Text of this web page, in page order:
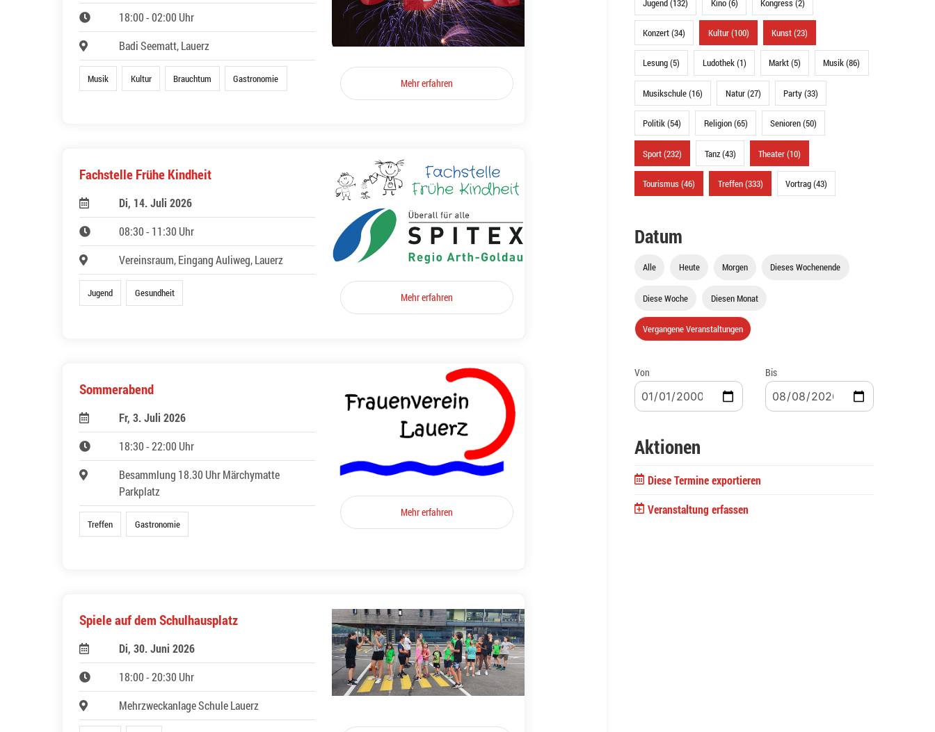
18:00 - 02:00 Uhr
Badi Seematt, Lauerz
Musik Kultur Brauchtum Gastronomie Mehr erfahren
Fachstelle Frühe Kindheit
Di, 14. Juli 2026
08:30 - 11:30 Uhr
Vereinsraum, Eingang Auliweg, Lauerz
Jugend Gesundheit Mehr erfahren
Sommerabend
Fr, 3. Juli 2026
18:30 - 22:00 Uhr
Besammlung 18.30 Uhr Märchymatte
Parkplatz
Treffen Gastronomie
Mehr erfahren
Spiele auf dem Schulhausplatz
Di, 30. Juni 2026
18:00 - 20:30 Uhr
Mehrzweckanlage Schule Lauerz
Jugend (132) Kino (6) Kongress (2)
Konzert (34) Kultur (100) Kunst (23)
Lesung (5) Ludothek (1) Markt (5) Musik (86)
Musikschule (16) Natur (27) Party (33)
Politik (54) Religion (65) Senioren (50)
Sport (232) Tanz (43) Theater (10)
Tourismus (46) Treffen (333) Vortrag (43)
Datum
Alle Heute Morgen Dieses Wochenende
Diese Woche Diesen Monat
Vergangene Veranstaltungen
Von Bis
Aktionen
Diese Termine exportieren
Veranstaltung erfassen